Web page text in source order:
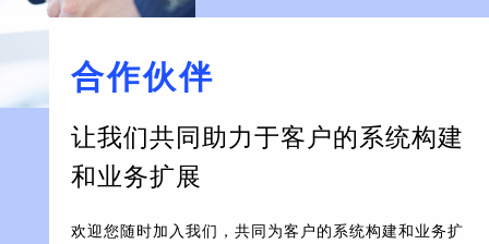
合作伙伴
让我们共同助力于客户的系统构建
和业务扩展
欢迎您随时加入我们，共同为客户的系统构建和业务扩